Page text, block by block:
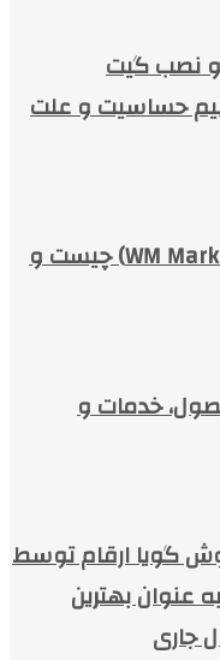
و نصب گیت
حساسیت و علت
بروکر دبلیو ام مارکتس (WM Markets) چیست و
خدمات و
گویا ارقام توسط
عنوان بهترین
جاری